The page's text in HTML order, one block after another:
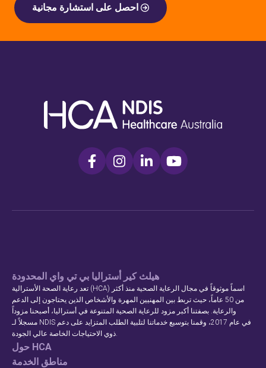
هيلث كير أستراليا بي تي واي المحدودة
تعد رعاية الصحة الأسترالية (HCA) اسماً موثوقاً في مجال الرعاية الصحية منذ أكثر
من 50 عاماً، حيث تربط بين المهنيين المهرة والأشخاص الذين يحتاجون إلى الدعم
والرعاية. بصفتنا أكبر مزود للرعاية الصحية المتنوعة في أستراليا، أصبحنا مزوداً
مسجلاً لـ NDIS في عام 2017، وقمنا بتوسيع خدماتنا لتلبية الطلب المتزايد على دعم
حول HCA
مناطق الخدمة